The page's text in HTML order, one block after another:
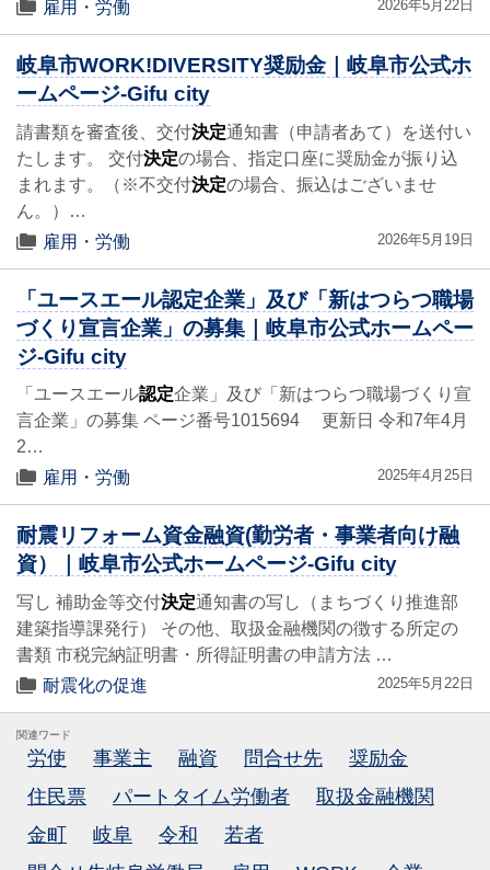
雇用・労働
2026年5月22日
岐阜市WORK!DIVERSITY奨励金｜岐阜市公式ホ
ームページ-Gifu city
請書類を審査後、交付決定通知書（申請者あて）を送付い
たします。 交付決定の場合、指定口座に奨励金が振り込
まれます。（※不交付決定の場合、振込はございませ
ん。）…
雇用・労働
2026年5月19日
「ユースエール認定企業」及び「新はつらつ職場
づくり宣言企業」の募集｜岐阜市公式ホームペー
ジ-Gifu city
「ユースエール認定企業」及び「新はつらつ職場づくり宣
言企業」の募集 ページ番号1015694 更新日 令和7年4月
2…
雇用・労働
2025年4月25日
耐震リフォーム資金融資(勤労者・事業者向け融
資）｜岐阜市公式ホームページ-Gifu city
写し 補助金等交付決定通知書の写し（まちづくり推進部
建築指導課発行） その他、取扱金融機関の徴する所定の
書類 市税完納証明書・所得証明書の申請方法 …
耐震化の促進
2025年5月22日
関連ワード
労使 事業主 融資 問合せ先
奨励金
住民票
パートタイム労働者
取扱金融機関
金町
岐阜 令和
若者